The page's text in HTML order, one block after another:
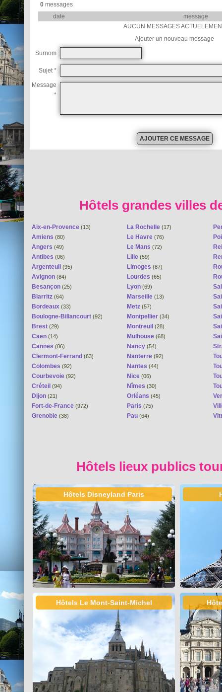
0messages
date
message
AUCUN MESSAGES
Ajouter un nouveau message
Surnom
Sujet *
Message
*
Hôtels grandes villes
Aix-en-Provence (13)
Amiens (80)
Angers (49)
Antibes (06)
Argenteuil (95)
Avignon (84)
Besançon (25)
Biarritz (64)
Bordeaux (33)
Boulogne-Billancourt (92)
Brest (29)
Caen (14)
Cannes (06)
Clermont-Ferrand (63)
Colombes (92)
Courbevoie (92)
Créteil (94)
Dijon (21)
Fort-de-France (972)
Grenoble (38)
La Rochelle (17)
Le Havre (76)
Le Mans (72)
Lille (59)
Limoges (87)
Lourdes (65)
Lyon (69)
Marseille (13)
Metz (57)
Montpellier (34)
Montreuil (28)
Mulhouse (68)
Nancy (54)
Nanterre (92)
Nantes (44)
Nice (06)
Nîmes (30)
Orléans (45)
Paris (75)
Pau (64)
Hôtels lieux publics
Hôtels Disneyland Paris
Hôtels Le Mont-Saint-Michel